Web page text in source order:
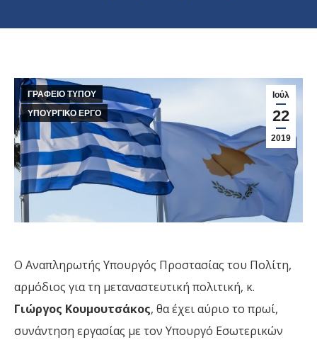
Ιούλ
22
2019
ΓΡΑΦΕΙΟ ΤΥΠΟΥ
ΥΠΟΥΡΓΙΚΟ ΕΡΓΟ
Ο Αναπληρωτής Υπουργός Προστασίας του Πολίτη,
αρμόδιος για τη μεταναστευτική πολιτική, κ.
Γιώργος Κουμουτσάκος, θα έχει αύριο το πρωί,
συνάντηση εργασίας με τον Υπουργό Εσωτερικών